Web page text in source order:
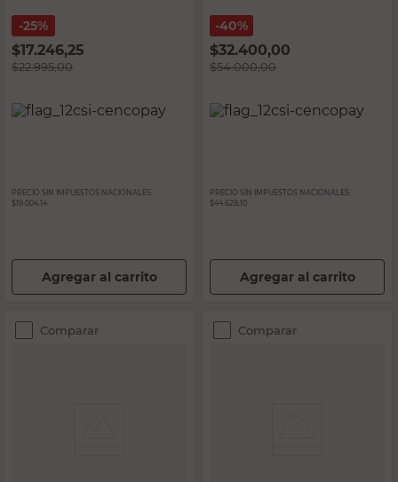
25%
$17.246,25
$22.995,00
PRECIO SIN IMPUESTOS NACIONALES:
$19.004,14
Agregar al carrito
40%
$32.400,00
$54.000,00
PRECIO SIN IMPUESTOS NACIONALES:
$44.628,10
Agregar al carrito
Comparar Comparar